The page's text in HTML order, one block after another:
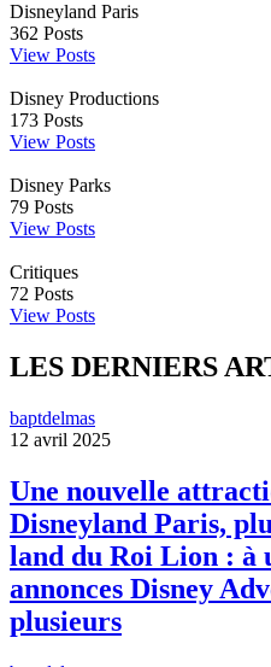
Disneyland Paris
362 Posts
View Posts
Disney Productions
173 Posts
View Posts
Disney Parks
79 Posts
View Posts
Critiques
72 Posts
View Posts
LES DERNIERS
baptdelmas
12 avril 2025
Une nouvelle
Disneyland Paris,
land du Roi Lion : à
annonces Disney
plusieurs